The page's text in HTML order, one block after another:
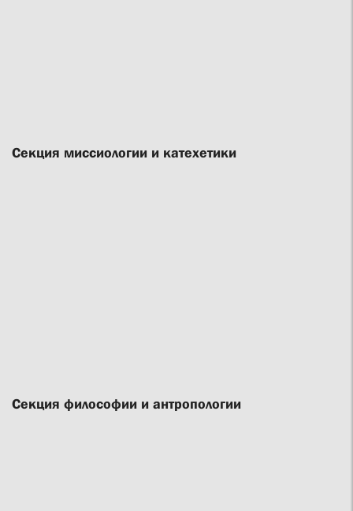
Секция миссиологии и катехетики
Секция философии и антропологии